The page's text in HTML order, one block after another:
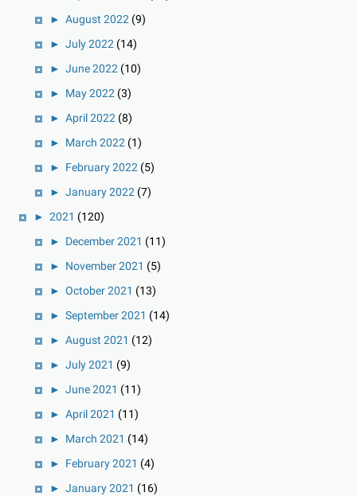
► August 2022 (9)
► July 2022 (14)
► June 2022 (10)
► May 2022 (3)
► April 2022 (8)
► March 2022 (1)
► February 2022 (5)
► January 2022 (7)
► 2021 (120)
► December 2021 (11)
► November 2021 (5)
► October 2021 (13)
► September 2021 (14)
► August 2021 (12)
► July 2021 (9)
► June 2021 (11)
► April 2021 (11)
► March 2021 (14)
► February 2021 (4)
► January 2021 (16)